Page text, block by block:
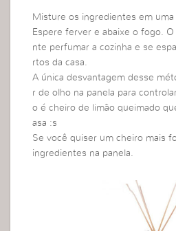
Misture os ingredientes em uma
Espere ferver e abaixe o fogo.
nte perfumar a cozinha e se
rtos da casa.
A única desvantagem desse
r de olho na panela para
o é cheiro de limão queimado
asa :s
Se você quiser um cheiro mais
ingredientes na panela.